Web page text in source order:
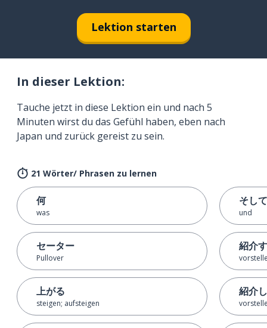
Lektion starten
In dieser Lektion:
Tauche jetzt in diese Lektion ein und nach 5
Minuten wirst du das Gefühl haben, eben nach
Japan und zurück gereist zu sein.
21 Wörter/ Phrasen zu lernen
何
was
セーター
Pullover
上がる
steigen; aufsteigen
そして
und
紹介
紹介